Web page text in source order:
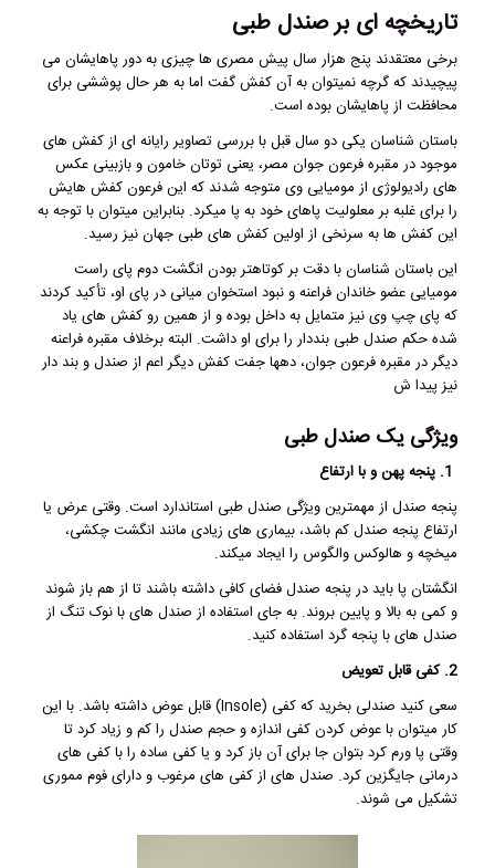
تاریخچه ای بر صندل طبی
برخی معتقدند پنج هزار سال پیش مصری ها چیزی به دور پاهایشان می
پیچیدند که گرچه نمیتوان به آن کفش گفت اما به هر حال پوششی برای
محافظت از پاهایشان بوده است.
باستان شناسان یکی دو سال قبل با بررسی تصاویر رایانه ای از کفش های
موجود در مقبره فرعون جوان مصر، یعنی توتان خامون و بازبینی عکس
های رادیولوژی از مومیایی وی متوجه شدند که این فرعون کفش هایش
را برای غلبه بر معلولیت پاهای خود به پا میکرد. بنابراین میتوان با توجه به
این کفش ها به سرنخی از اولین کفش های طبی جهان نیز رسید.
این باستان شناسان با دقت بر کوتاهتر بودن انگشت دوم پای راست
مومیایی عضو خاندان فراعنه و نبود استخوان میانی در پای او، تأکید کردند
که پای چپ وی نیز متمایل به داخل بوده و از همین رو کفش های یاد
شده حکم صندل طبی بنددار را برای او داشت. البته برخلاف مقبره فراعنه
دیگر در مقبره فرعون جوان، دهها جفت کفش دیگر اعم از صندل و بند دار
نیز پیدا ش
ویژگی یک صندل طبی
پنجه صندل از مهمترین ویژگی صندل طبی استاندارد است. وقتی عرض یا
ارتفاع پنجه صندل کم باشد، بیماری های زیادی مانند انگشت چکشی،
میخچه و هالوکس والگوس را ایجاد میکند.
انگشتان پا باید در پنجه صندل فضای کافی داشته باشند تا از هم باز شوند
و کمی به بالا و پایین بروند. به جای استفاده از صندل های با نوک تنگ از
صندل های با پنجه گرد استفاده کنید.
2. کفی قابل تعویض
سعی کنید صندلی بخرید که کفی (Insole) قابل عوض داشته باشد. با این
کار میتوان با عوض کردن کفی اندازه و حجم صندل را کم و زیاد کرد تا
وقتی پا ورم کرد بتوان جا برای آن باز کرد و یا کفی ساده را با کفی های
درمانی جایگزین کرد. صندل های از کفی های مرغوب و دارای فوم مموری
تشکیل می شوند.